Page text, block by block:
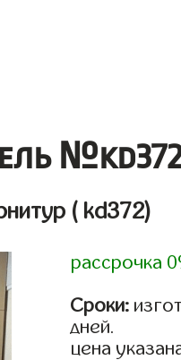
( kd372)
рассрочка
Сроки:
дней.
цена